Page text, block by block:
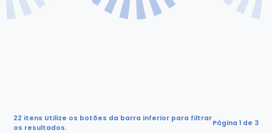
22 itens Utilize os botões da barra inferior para filtrar
os resultados.
Página 1 de 3